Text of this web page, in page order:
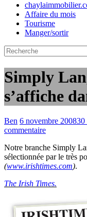
Affaire du mois
Tourisme
Manger/sortir
Simply
s’affiche
Ben 6 novembre 200830
commentaire
Notre branche Simply
sélectionnée par le très
(www.irishtimes.com).
The Irish Times.